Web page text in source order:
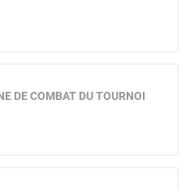
DE COMBAT DU TOURNOI